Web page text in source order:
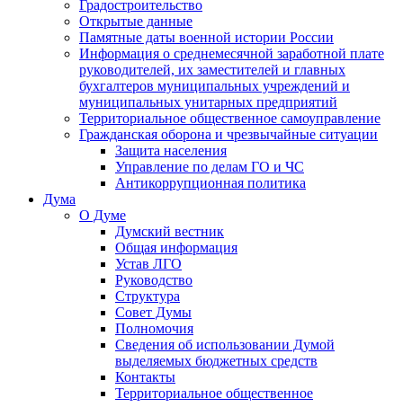
Градостроительство
Открытые данные
Памятные даты военной истории России
Информация о среднемесячной заработной плате
руководителей, их заместителей и главных
бухгалтеров муниципальных учреждений и
муниципальных унитарных предприятий
Территориальное общественное самоуправление
Гражданская оборона и чрезвычайные ситуации
Защита населения
Управление по делам ГО и ЧС
Антикоррупционная политика
Дума
О Думе
Думский вестник
Общая информация
Устав ЛГО
Руководство
Структура
Совет Думы
Полномочия
Сведения об использовании Думой
выделяемых бюджетных средств
Контакты
Территориальное общественное